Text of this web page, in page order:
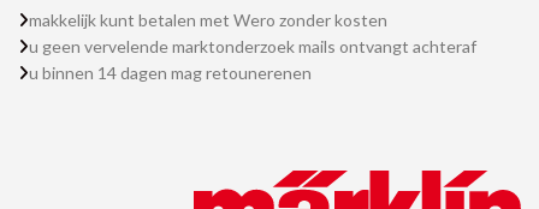
makkelijk kunt betalen met Wero zonder kosten
u geen vervelende marktonderzoek mails ontvangt achteraf
u binnen 14 dagen mag retounerenen